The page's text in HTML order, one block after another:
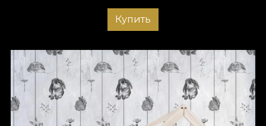
Купить